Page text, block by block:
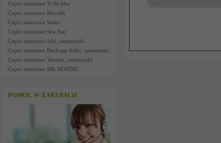
Części zamienne Vi.Be.Mac
Części zamienne Rimoldi
Części zamienne Seiko
Części zamienne Sun Star
Części zamienne Juki, zamienniki
Części zamienne Durkopp Adler, zamienniki
Części zamienne Yamato, zamienniki
Części zamienne MK SEWING
POMOC W ZAKUPACH